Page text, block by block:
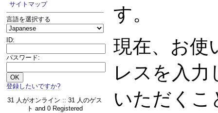
サイトマップ
言語を選択する
ID:
パスワード:
登録したいですか?
31 人がオンライン :: 31 人のゲス
ト and 0 Registered
す。
現在、お使
レスを入力
いただくこ